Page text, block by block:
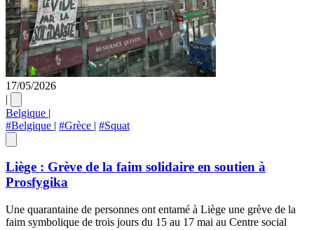
17/05/2026
|
Belgique |
#Belgique | #Grèce | #Squat
Liège : Grève de la faim solidaire en soutien à
Prosfygika
Une quarantaine de personnes ont entamé à Liège une grève de la
faim symbolique de trois jours du 15 au 17 mai au Centre social